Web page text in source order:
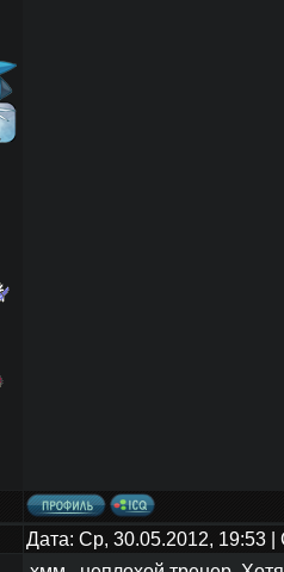
Дата: Ср, 30.05.2012, 19:53